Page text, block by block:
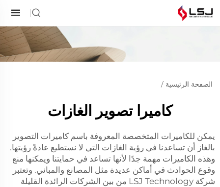
الصفحة الرئيسية/
كاميرا تصوير الغازات
يمكن للكاميرات المتخصصة المعروفة باسم كاميرات التصوير
بالغاز أن تساعدنا في رؤية الغازات التي لا نستطيع عادةً رؤيتها.
وهذه الكاميرات مهمة جدًا لأنها تساعد في حمايتنا ويمكنها منع
وقوع الحوادث في أماكن عديدة مثل المصانع والمباني. وتعتبر
شركة LSJ Technology من بين الشركات الرائدة القليلة